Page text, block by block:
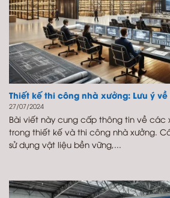
Thiết kế thi công nhà xưởng: Lưu ý
27/07/2024
Bài viết này cung cấp thông tin về các
trong thiết kế và thi công nhà xưởng.
sử dụng vật liệu bền vững,...